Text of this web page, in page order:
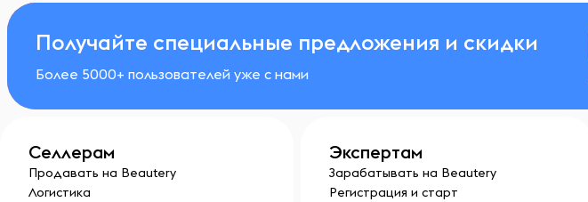
Получайте специальные предложения и скидки
Более 5000+ пользователей уже с нами
Селлерам
Продавать на Beautery
Логистика
Экспертам
Зарабатывать на Beautery
Регистрация и старт